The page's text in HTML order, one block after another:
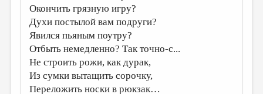
ВКОНТАКТЕ
Окончить грязную игру?
Духи постылой вам подруги?
Явился пьяным поутру?
Отбыть немедленно? Так точно-с...
Не строить рожи, как дурак,
Из сумки вытащить сорочку,
Переложить носки в рюкзак…